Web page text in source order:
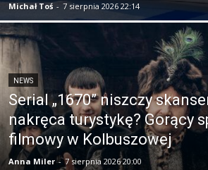
Michał Toś - 7 sierpnia 2026 22:14
NEWS
Serial „1670” niszczy
nakręca turystykę? Gorący
filmowy w Kolbuszowej
Anna Miler - 7 sierpnia 2026 20:00